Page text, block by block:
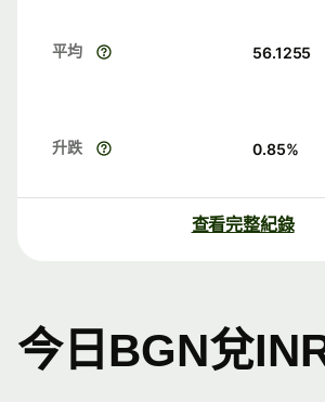
平均 56.1255
升跌 0.85%
查看完整紀錄
今日BGN兌